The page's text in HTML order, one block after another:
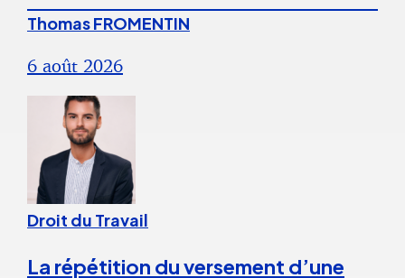
Thomas FROMENTIN
6 août 2026
Droit du Travail
La répétition du versement d’une